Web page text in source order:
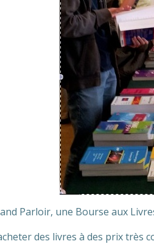
Parloir, une Bourse aux
des livres à des prix